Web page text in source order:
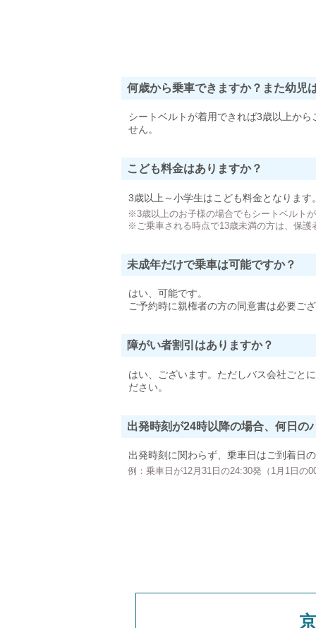
何歳から乗車できますか？また幼児
シートベルトが着用できれば3歳以上か
せん。
こども料金はありますか？
3歳以上～小学生はこども料金となります
※3歳以上のお子様の場合でもシートベルト
※ご乗車される時点で13歳未満の方は、保護
未成年だけで乗車は可能ですか？
はい、可能です。
ご予約時に親権者の方の同意書は必要ご
障がい者割引はありますか？
はい、ございます。ただしバス会社ごと
ださい。
出発時刻が24時以降の場合、何日の
出発時刻に関わらず、乗車日はご到着日
例：乗車日が12月31日の24:30発（1月1日の